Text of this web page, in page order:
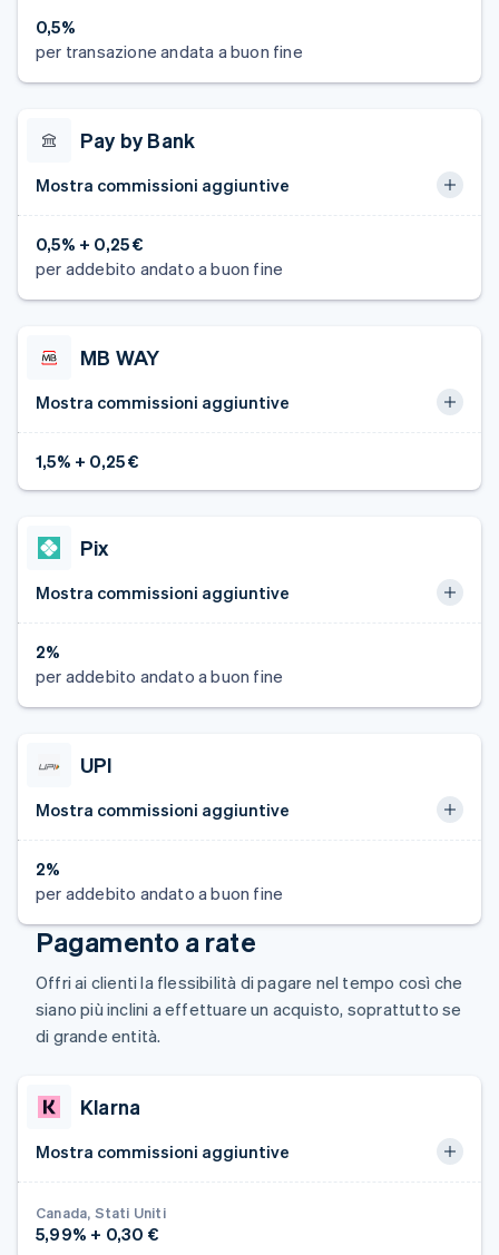
0,5%
per transazione andata a buon fine
Pay by Bank
0,5% + 0,25 €
per addebito andato a buon fine
Mostra commissioni aggiuntive
MB WAY
1,5% + 0,25 €
Mostra commissioni aggiuntive
Pix
2%
per addebito andato a buon fine
Mostra commissioni aggiuntive
UPI
2%
per addebito andato a buon fine
Mostra commissioni aggiuntive
Pagamento a rate
Offri ai clienti la flessibilità di pagare nel tempo così che
siano più inclini a effettuare un acquisto, soprattutto se
di grande entità.
Klarna
Canada, Stati Uniti
5,99% + 0,30 €
Mostra commissioni aggiuntive
Australia
Austria
Belgio
Brasile
Bulgaria
Canada
Cina continentale
简体中文
Cipro
English
Croazia
English Italiano
Emirati Arabi Uniti
Estonia
English
Finlandia
EnglishSvenska